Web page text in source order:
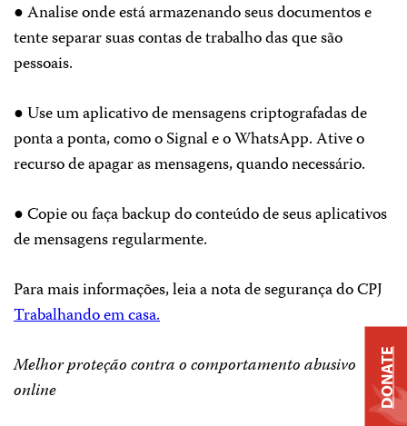
● Analise onde está armazenando seus documentos e
tente separar suas contas de trabalho das que são
pessoais.
● Use um aplicativo de mensagens criptografadas de
ponta a ponta, como o Signal e o WhatsApp. Ative o
recurso de apagar as mensagens, quando necessário.
● Copie ou faça backup do conteúdo de seus aplicativos
de mensagens regularmente.
Para mais informações, leia a nota de segurança do CPJ
Trabalhando em casa.
Melhor proteção contra o comportamento abusivo
online
DONATE